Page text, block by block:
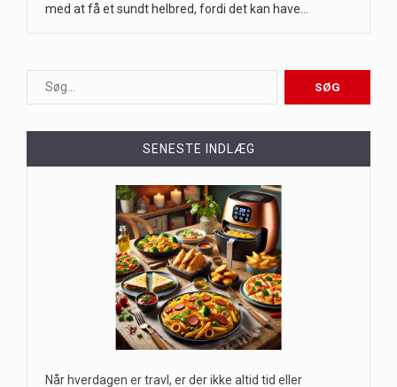
med at få et sundt helbred, fordi det kan have…
SENESTE INDLÆG
Når hverdagen er travl, er der ikke altid tid eller